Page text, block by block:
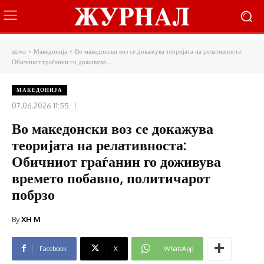
дома Македонија
Во македонски воз се докажува теоријата на релативноста:
Обичниот граѓанин го доживува...
МАКЕДОНИЈА
07.06.2026 11:55
Во македонски воз се докажува
теоријата на релативноста:
Обичниот граѓанин го доживува
времето побавно, политичарот
побрзо
ByXH M
Facebook X WhatsApp